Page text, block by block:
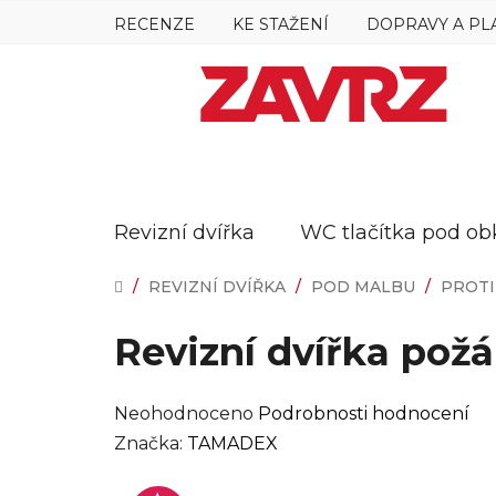
RECENZE KE STAŽENÍ DOPRAVY A
Revizní dvířka WC tlačítka pod
DOMŮ
/ REVIZNÍ DVÍŘKA / POD MALBU /
Revizní dvířka
Průměrné
hodnocení
Neohodnoceno Podrobnosti hodnocení
Značka: TAMADEX